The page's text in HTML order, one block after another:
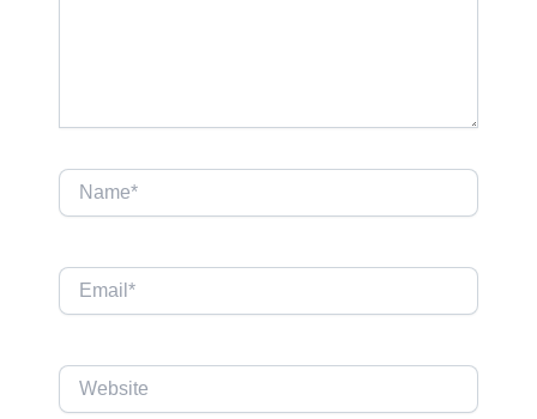
Name*
Email*
Website